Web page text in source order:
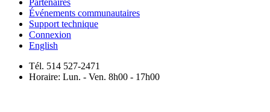
Partenaires
Événements communautaires
Support technique
Connexion
English
Tél. 514 527-2471
Horaire: Lun. - Ven. 8h00 - 17h00